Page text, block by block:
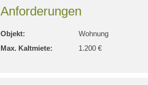
Anforderungen
Objekt:
Wohnung
Max. Kaltmiete:
1.200 €